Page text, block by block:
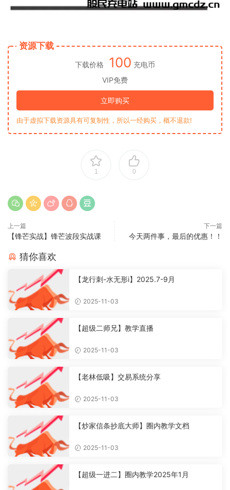
资源下载
下载价格 100 充电币
VIP免费
立即购买
由于虚拟下载资源具有可复制性，所以一经购买，概不退款!
1 0
上一篇
【锋芒实战】锋芒波段实战课
下一篇
今天两件事，最后的优惠！！
猜你喜欢
【龙行刺-水无形i】2025.7-9月
2025-11-03
【超级二师兄】教学直播
2025-11-03
【老林低吸】交易系统分享
2025-11-03
【炒家信条抄底大师】圈内教学文档
2025-11-03
【超级一进二】圈内教学2025年1月